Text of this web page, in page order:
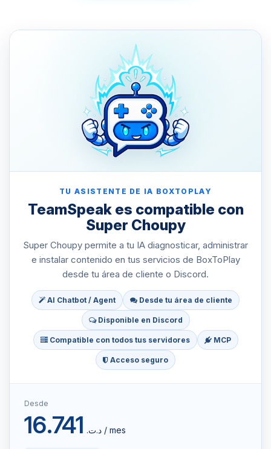
TU ASISTENTE DE IA BOXTOPLAY
TeamSpeak es compatible con
Super Choupy
Super Choupy permite a tu IA diagnosticar, administrar
e instalar contenido en tus servicios de BoxToPlay
desde tu área de cliente o Discord.
AI Chatbot / Agent Desde tu área de cliente
Disponible en Discord
Compatible con todos tus servidores MCP
Acceso seguro
Desde
16.741 د.ت.‏ / mes